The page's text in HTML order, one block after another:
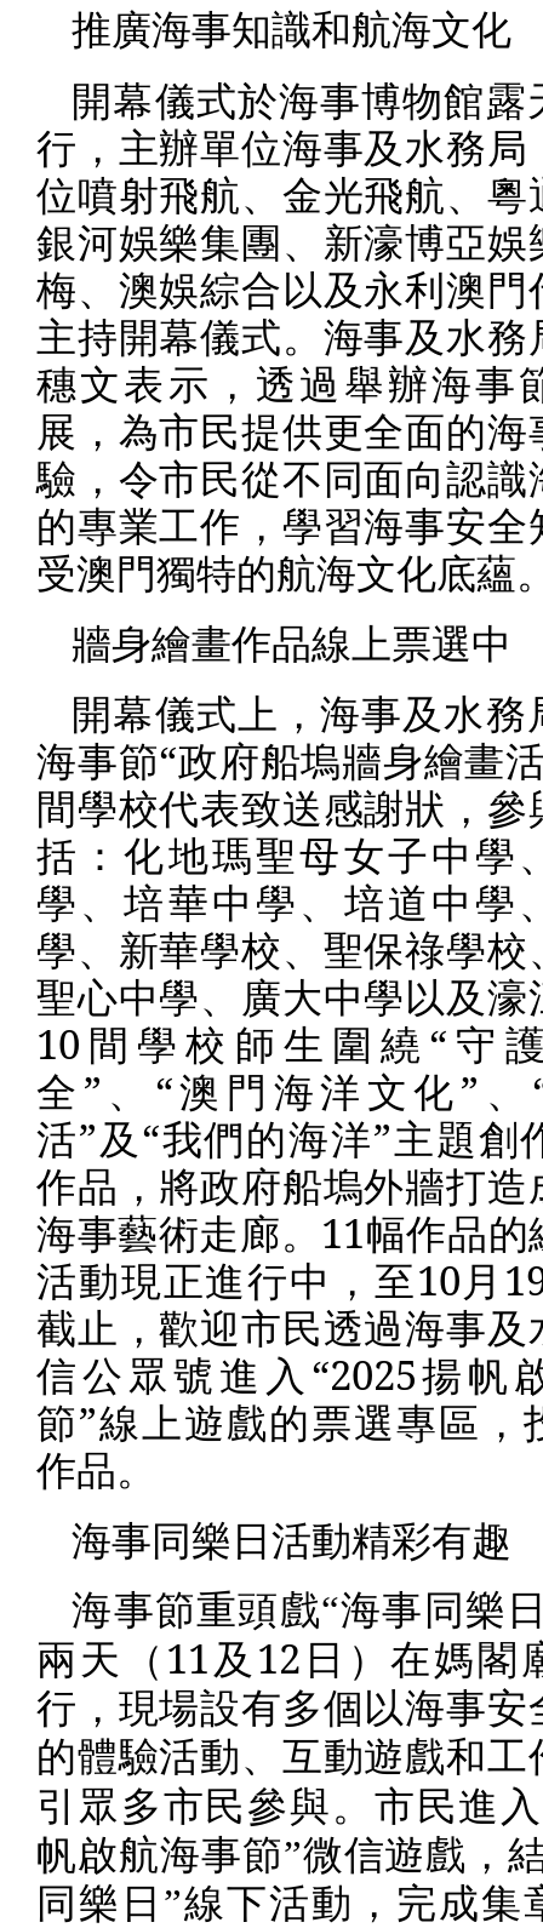
推廣海事知識和航海文化
開幕儀式於海事博物館露
行，主辦單位海事及水務局
位噴射飛航、金光飛航、粵
銀河娛樂集團、新濠博亞娛
梅、澳娛綜合以及永利澳門
主持開幕儀式。海事及水務
穗文表示，透過舉辦海事
展，為市民提供更全面的海
驗，令市民從不同面向認識
的專業工作，學習海事安全
受澳門獨特的航海文化底蘊
牆身繪畫作品線上票選中
開幕儀式上，海事及水務
海事節“政府船塢牆身繪畫
間學校代表致送感謝狀，參
括：化地瑪聖母女子中學
學、培華中學、培道中學
學、新華學校、聖保祿學校
聖心中學、廣大中學以及濠
10 間學校師生圍繞“守
全”、“澳門海洋文化”、
活”及“我們的海洋”主題創
作品，將政府船塢外牆打造
海事藝術走廊。 11幅作品的
活動現正進行中，至10月
截止，歡迎市民透過海事及
信公眾號進入“2025揚帆
節”線上遊戲的票選專區，
作品。
海事同樂日活動精彩有趣
海事節重頭戲“海事同樂
兩天（ 11及 12 日）在媽閣
行，現場設有多個以海事安
的體驗活動、互動遊戲和工
引眾多市民參與。市民進
帆啟航海事節”微信遊戲，
同樂日”線下活動，完成集